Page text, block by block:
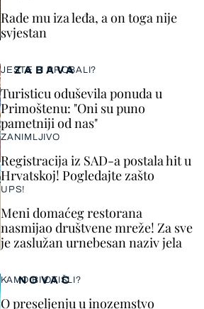
ZABAVA
JESTE LI PROBALI?
Turisticu oduševila ponuda u
Primoštenu: "Oni su puno
pametniji od nas"
ZANIMLJIVO
Registracija iz SAD-a postala hit u
Hrvatskoj! Pogledajte zašto
UPS!
Meni domaćeg restorana
nasmijao društvene mreže! Za sve
je zaslužan urnebesan naziv jela
Rade mu iza leđa, a on toga nije
svjestan
NOVAC
KAMO BI OTIŠLI?
O preseljenju u inozemstvo